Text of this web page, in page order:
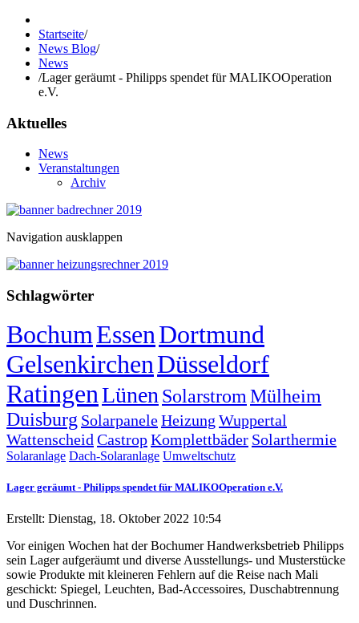
Startseite/
News Blog/
News
/Lager geräumt - Philipps spendet für MALIKOOperation
e.V.
Aktuelles
News
Veranstaltungen
Archiv
Navigation ausklappen
Schlagwörter
BochumEssenDortmund
GelsenkirchenDüsseldorf
RatingenLünen Solarstrom Mülheim
Duisburg SolarpaneleHeizung Wuppertal
Wattenscheid CastropKomplettbäder Solarthermie
Solaranlage Dach-Solaranlage Umweltschutz
Lager geräumt - Philipps spendet für MALIKOOperation e.V.
Erstellt: Dienstag, 18. Oktober 2022 10:54
Vor einigen Wochen hat der Bochumer Handwerksbetrieb Philipps
sein Lager aufgeräumt und diverse Ausstellungs- und Musterstücke
sowie Produkte mit kleineren Fehlern auf die Reise nach Mali
geschickt: Spiegel, Leuchten, Bad-Accessoires, Duschabtrennung
und Duschrinnen.